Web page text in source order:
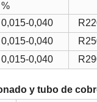
%
0,015-0,040
0,015-0,040
0,015-0,040
y tubo de